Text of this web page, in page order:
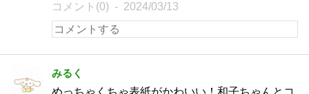
コメント(0) 2024/03/13
みるく
めっちゃくちゃ表紙がかわいい！和子ちゃんとコ